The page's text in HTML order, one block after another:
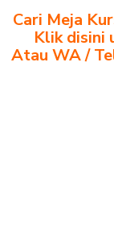
Cari Meja
Klik disini
Atau WA /